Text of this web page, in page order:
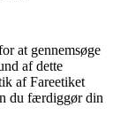
at gennemsøge
af dette
af Fareetiket
du færdiggør din